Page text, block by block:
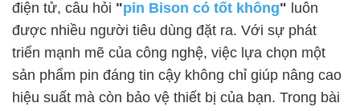
Màn hình Xiaomi Màn hình Realme Màn hình Vivo
Màn hình Vsmart Màn hình Google Pixel
Thay pin
Pin iPhone Pin Samsumg Pin Oppo Pin Xiaomi
điện tử, câu hỏi "pin Bison có tốt không" luôn
được nhiều người tiêu dùng đặt ra. Với sự phát
triển mạnh mẽ của công nghệ, việc lựa chọn một
sản phẩm pin đáng tin cậy không chỉ giúp nâng cao
hiệu suất mà còn bảo vệ thiết bị của bạn. Trong bài